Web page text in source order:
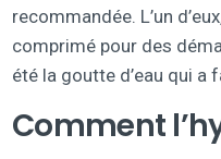
recommandée. L’un
comprimé pour des
été la goutte d’eau qui a
Comment